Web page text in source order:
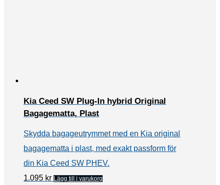
Kia Ceed SW Plug-In hybrid Original
Bagagematta, Plast
Skydda bagageutrymmet med en Kia original
bagagematta i plast, med exakt passform för
din Kia Ceed SW PHEV.
1.095 kr Lägg till i varukorg